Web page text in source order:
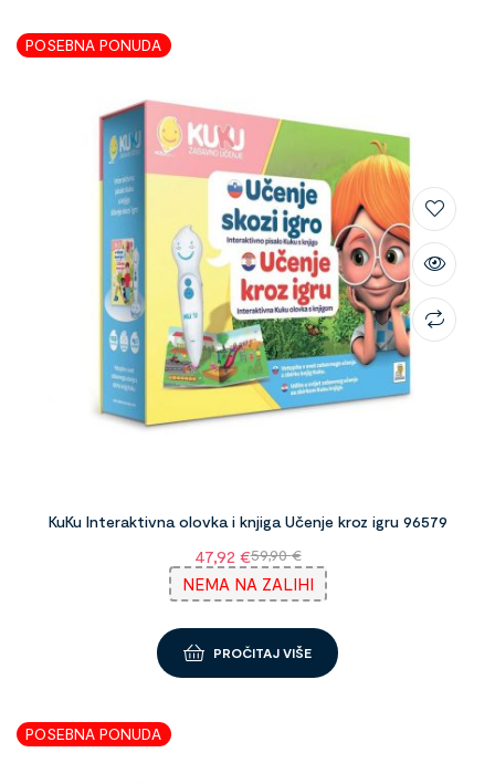
POSEBNA PONUDA
KuKu Interaktivna olovka i knjiga Učenje kroz igru 96579
59,90€
47,92 €
NEMA NA ZALIHI
PROČITAJ VIŠE
POSEBNA PONUDA